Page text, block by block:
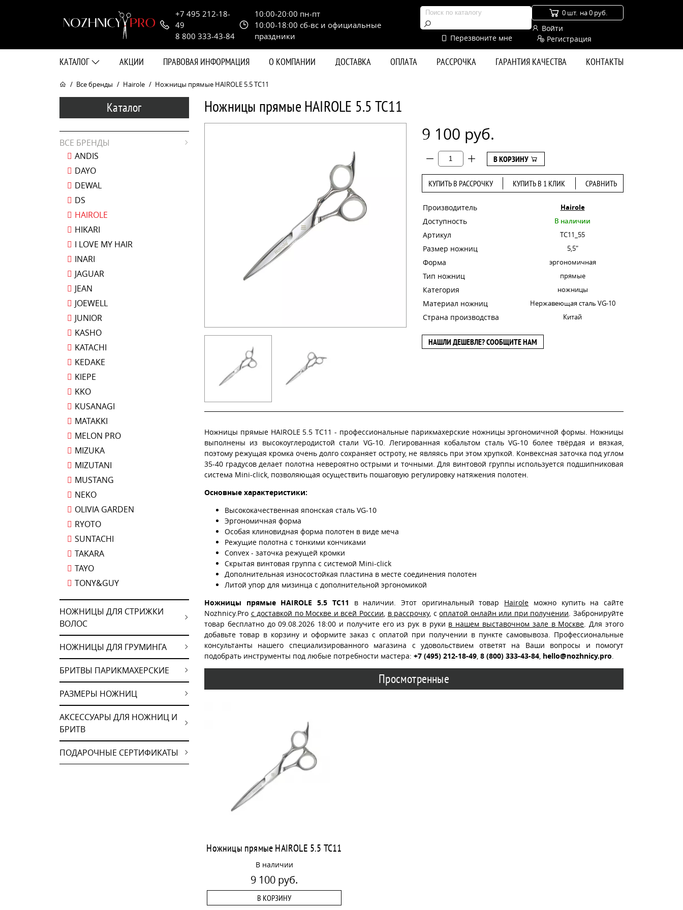
+7 495 212-18-
49
8 800 333-43-84
10:00-20:00 пн-пт
10:00-18:00 сб-вс и официальные
праздники
Перезвоните мне
0 шт. на 0 руб.
Войти
Регистрация
КАТАЛОГ АКЦИИ ПРАВОВАЯ ИНФОРМАЦИЯ О КОМПАНИИ ДОСТАВКА ОПЛАТА РАССРОЧКА ГАРАНТИЯ КАЧЕСТВА КОНТАКТЫ
Все бренды Hairole Ножницы прямые HAIROLE 5.5 TC11
Каталог
ВСЕ БРЕНДЫ
ANDIS
DAYO
DEWAL
DS
HAIROLE
HIKARI
I LOVE MY HAIR
INARI
JAGUAR
JEAN
JOEWELL
JUNIOR
KASHO
KATACHI
KEDAKE
KIEPE
KKO
KUSANAGI
MATAKKI
MELON PRO
MIZUKA
MIZUTANI
MUSTANG
NEKO
OLIVIA GARDEN
RYOTO
SUNTACHI
TAKARA
TAYO
TONY&GUY
НОЖНИЦЫ ДЛЯ СТРИЖКИ
ВОЛОС
НОЖНИЦЫ ДЛЯ ГРУМИНГА
БРИТВЫ ПАРИКМАХЕРСКИЕ
РАЗМЕРЫ НОЖНИЦ
АКСЕССУАРЫ ДЛЯ НОЖНИЦ И
БРИТВ
ПОДАРОЧНЫЕ СЕРТИФИКАТЫ
Ножницы прямые HAIROLE 5.5 TC11
9 100 руб.
В КОРЗИНУ
КУПИТЬ В РАССРОЧКУ КУПИТЬ В 1 КЛИК СРАВНИТЬ
Производитель Hairole
Доступность В наличии
Артикул TC11_55
Размер ножниц 5,5"
Форма эргономичная
Тип ножниц прямые
Категория ножницы
Материал ножниц Нержавеющая сталь VG-10
Страна производства Китай
НАШЛИ ДЕШЕВЛЕ? СООБЩИТЕ НАМ
Ножницы прямые HAIROLE 5.5 TC11 - профессиональные парикмахерские ножницы эргономичной формы. Ножницы
выполнены из высокоуглеродистой стали VG-10. Легированная кобальтом сталь VG-10 более твёрдая и вязкая,
поэтому режущая кромка очень долго сохраняет остроту, не являясь при этом хрупкой. Конвексная заточка под углом
35-40 градусов делает полотна невероятно острыми и точными. Для винтовой группы используется подшипниковая
система Mini-click, позволяющая осуществить пошаговую регулировку натяжения полотен.
Основные характеристики:
Высококачественная японская сталь VG-10
Эргономичная форма
Особая клиновидная форма полотен в виде меча
Режущие полотна с тонкими кончиками
Convex - заточка режущей кромки
Скрытая винтовая группа с системой Mini-click
Дополнительная износостойкая пластина в месте соединения полотен
Литой упор для мизинца с дополнительной эргономикой
Ножницы прямые HAIROLE 5.5 TC11 в наличии. Этот оригинальный товар Hairole можно купить на сайте
Nozhnicy.Pro с доставкой по Москве и всей России, в рассрочку, соплатой онлайн или при получении. Забронируйте
товар бесплатно до 09.08.2026 18:00 и получите его из рук в руки в нашем выставочном зале в Москве. Для этого
добавьте товар в корзину и оформите заказ с оплатой при получении в пункте самовывоза. Профессиональные
консультанты нашего специализированного магазина с удовольствием ответят на Ваши вопросы и помогут
подобрать инструменты под любые потребности мастера: +7 (495) 212-18-49, 8 (800) 333-43-84, hello@nozhnicy.pro.
Просмотренные
Ножницы прямые HAIROLE 5.5 TC11
В наличии
9 100 руб.
В КОРЗИНУ